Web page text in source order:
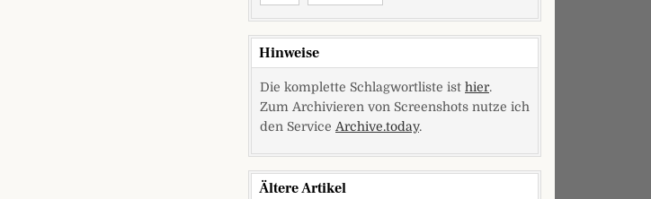
Hinweise
Die komplette Schlagwortliste ist hier.
Zum Archivieren von Screenshots nutze ich
den Service Archive.today.
Ältere Artikel